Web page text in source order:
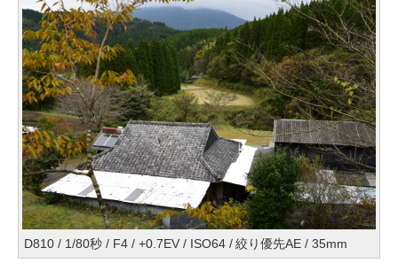
D810 / 1/80秒 / F4 / +0.7EV / ISO64 / 絞り優先AE / 35mm